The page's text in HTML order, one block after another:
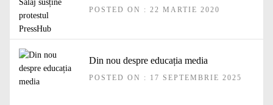
POSTED ON : 22 MARTIE 2020
Din nou despre educația media
POSTED ON : 17 SEPTEMBRIE 2025